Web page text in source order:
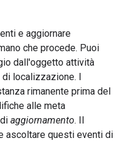
e aggiornare
che procede. Puoi
dall'oggetto attività
localizzazione. I
rimanente prima del
alle meta
aggiornamento. Il
ascoltare questi eventi di